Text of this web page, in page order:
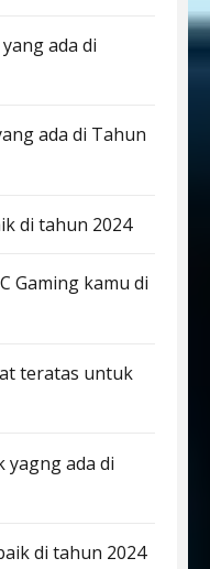
ada di
ada di Tahun
di tahun 2024
Gaming kamu di
teratas untuk
yagng ada di
di tahun 2024